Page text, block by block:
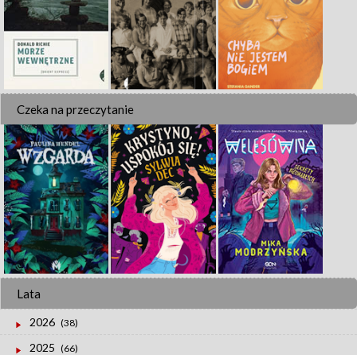
Czeka na przeczytanie
Lata
2026 (38)
2025 (66)